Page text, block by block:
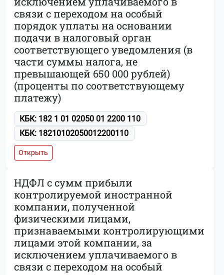
связи с переходом на особый
порядок уплаты на основании
подачи в налоговый орган
соответствующего уведомления (в
части суммы налога, не
превышающей 650 000 рублей)
(проценты по соответствующему
платежу)
КБК: 182 1 01 02050 01 2200 110
КБК: 18210102050012200110
Открыть
НДФЛ с сумм прибыли
контролируемой иностранной
компании, полученной
физическими лицами,
признаваемыми контролирующими
лицами этой компании, за
исключением уплачиваемого в
связи с переходом на особый